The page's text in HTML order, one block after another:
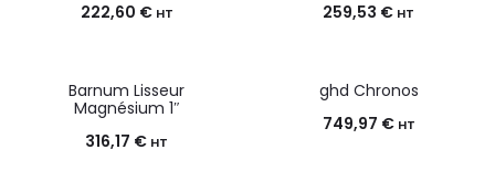
222,60 € HT
259,53 € HT
Barnum Lisseur
Magnésium 1″
316,17 € HT
ghd Chronos
749,97 € HT